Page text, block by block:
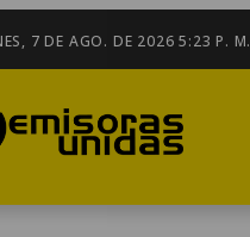
7 DE AGO. DE 2026 5:23 P. M.